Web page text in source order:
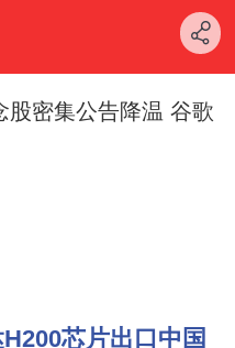
股密集公告降温 谷歌
芯片出口中国